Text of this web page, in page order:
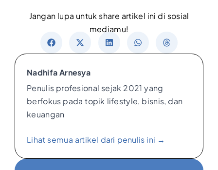
Jangan lupa untuk share artikel ini di sosial
mediamu!
Nadhifa Arnesya
Penulis profesional sejak 2021 yang
berfokus pada topik lifestyle, bisnis, dan
keuangan
Lihat semua artikel dari penulis ini →